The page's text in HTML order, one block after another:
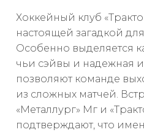
Хоккейный клуб
настоящей загадкой
Особенно выделяется
чьи сэйвы и надежная
позволяют команде
из сложных матчей.
«Металлург» Мг и
подтверждают, что